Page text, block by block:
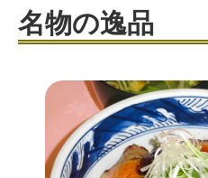
名物の逸品